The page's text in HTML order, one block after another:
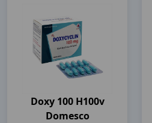
Doxy 100 H100v
Domesco